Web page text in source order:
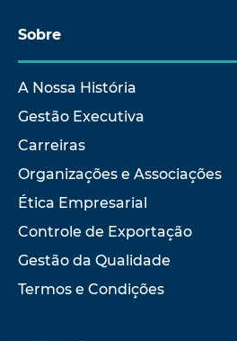
Sobre
A Nossa História
Gestão Executiva
Carreiras
Organizações e Associações
Ética Empresarial
Controle de Exportação
Gestão da Qualidade
Termos e Condições